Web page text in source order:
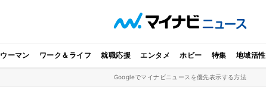
ウーマン ワーク＆ライフ 就職応援 エンタメ ホビー 特集 地域活性
Googleでマイナビニュースを優先表示する方法